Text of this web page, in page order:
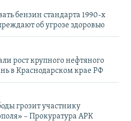
бензин стандарта 1990-х
об угрозе здоровью
рост крупного нефтяного
в Краснодарском крае РФ
грозит участнику
– Прокуратура АРК